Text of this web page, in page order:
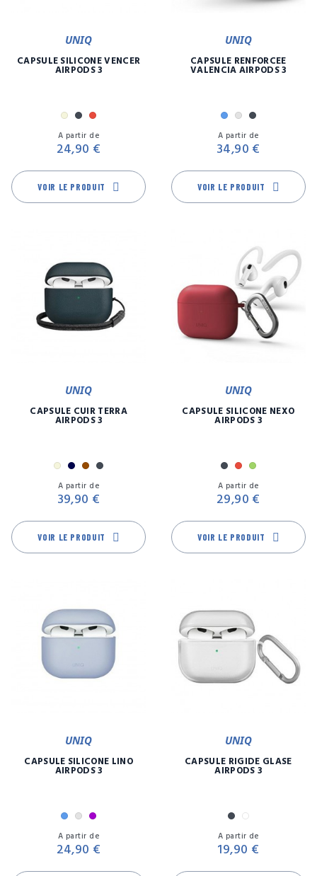
UNIQ
CAPSULE SILICONE VENCER
AIRPODS 3
Beige
NoirRouge
A partir de
24,90 €
VOIR LE PRODUIT
UNIQ
CAPSULE RENFORCÉE
VALENCIA AIRPODS 3
BleuGrisNoir
A partir de
34,90 €
VOIR LE PRODUIT
UNIQ
CAPSULE CUIR TERRA
AIRPODS 3
BeigeMarine
Marron
Noir
A partir de
39,90 €
VOIR LE PRODUIT
UNIQ
CAPSULE SILICONE NEXO
AIRPODS 3
NoirRouge
Vert
A partir de
29,90 €
VOIR LE PRODUIT
UNIQ
CAPSULE SILICONE LINO
AIRPODS 3
BleuGrisViolet
A partir de
24,90 €
UNIQ
CAPSULE RIGIDE GLASE
AIRPODS 3
NoirTransparent
A partir de
19,90 €